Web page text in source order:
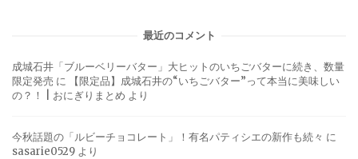
最近のコメント
成城石井「ブルーベリーバター」大ヒットのいちごバターに続き、数量
限定発売 に
【限定品】成城石井の“いちごバター”って本当に美味しい
の？！ | おにぎりまとめ より
今秋話題の「ルビーチョコレート」！有名パティシエの新作も続々 に
sasarie0529 より